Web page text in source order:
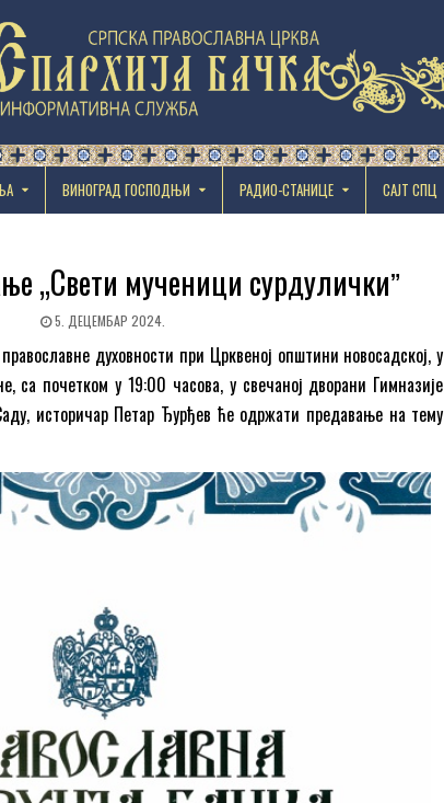
ВИНОГРАД ГОСПОДЊИ РАДИО-СТАНИЦЕ САЈТ СПЦ
„Свети мученици сурдуличкиˮ
5. ДЕЦЕМБАР 2024.
духовности при Црквеној општини новосадској, у
са почетком у 19:00 часова, у свечаној дворани Гимназије
историчар Петар Ђурђев ће одржати предавање на тему